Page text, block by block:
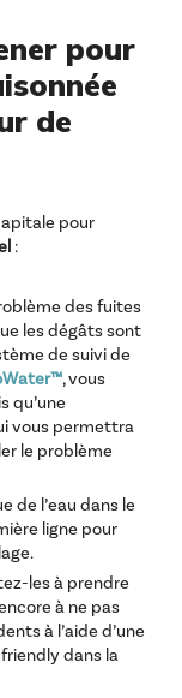
pour
de
pour
:
des fuites
les dégâts sont
de suivi de
, vous
qu’une
vous permettra
le problème
de l’eau dans le
ligne pour
les à prendre
à ne pas
à l’aide d’une
dans la